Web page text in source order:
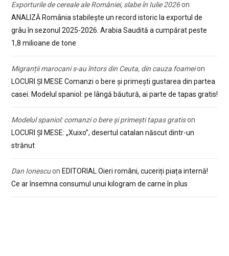
Exporturile de cereale ale României, slabe în Iulie 2026on
ANALIZĂ România stabilește un record istoric la exportul de
grâu în sezonul 2025-2026. Arabia Saudită a cumpărat peste
1,8 milioane de tone
Migranții marocani s-au întors din Ceuta, din cauza foameion
LOCURI ȘI MESE Comanzi o bere și primești gustarea din partea
casei. Modelul spaniol: pe lângă băutură, ai parte de tapas gratis!
Modelul spaniol: comanzi o bere și primești tapas gratison
LOCURI ȘI MESE: „Xuixo”, desertul catalan născut dintr-un
strănut
Dan Ionescuon EDITORIAL Oieri români, cuceriți piața internă!
Ce ar însemna consumul unui kilogram de carne în plus